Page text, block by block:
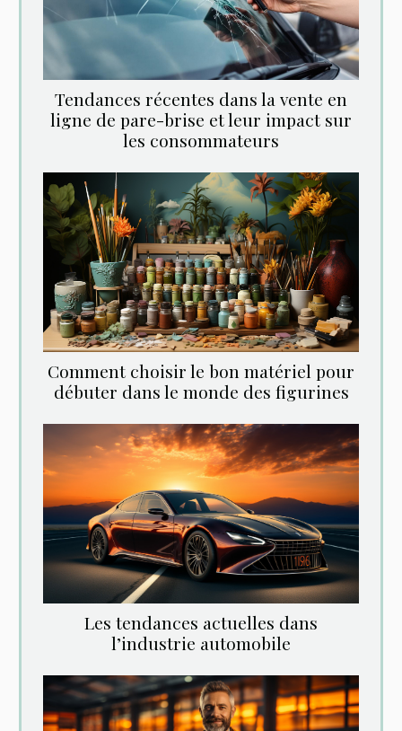
Tendances récentes dans la vente en
ligne de pare-brise et leur impact sur
les consommateurs
Comment choisir le bon matériel pour
débuter dans le monde des figurines
Les tendances actuelles dans
l’industrie automobile